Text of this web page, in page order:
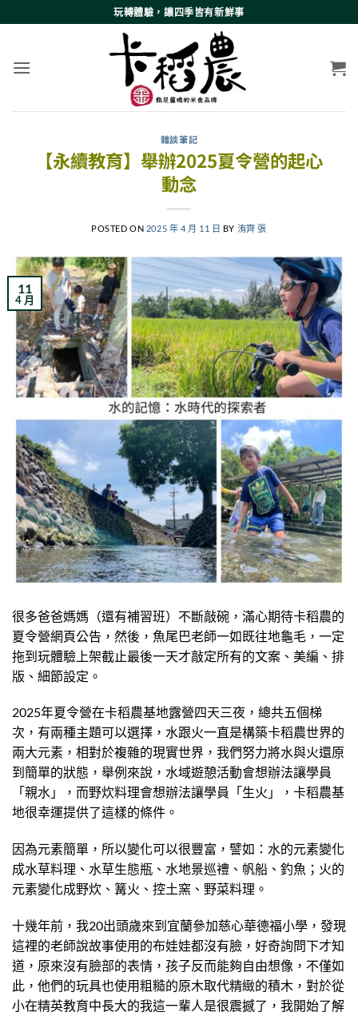
to
玩轉體驗，讓四季皆有新鮮事
雜談筆記
【永續教育】舉辦2025夏令營的起心
動念
POSTED ON 2025 年 4 月 11 日 BY 洧齊 張
11
4 月
很多爸爸媽媽（還有補習班）不斷敲碗，滿心期待卡稻農的
夏令營網頁公告，然後，魚尾巴老師一如既往地龜毛，一定
拖到玩體驗上架截止最後一天才敲定所有的文案、美編、排
版、細節設定。
2025年夏令營在卡稻農基地露營四天三夜，總共五個梯
次，有兩種主題可以選擇，水跟火一直是構築卡稻農世界的
兩大元素，相對於複雜的現實世界，我們努力將水與火還原
到簡單的狀態，舉例來說，水域遊憩活動會想辦法讓學員
「親水」，而野炊料理會想辦法讓學員「生火」，卡稻農基
地很幸運提供了這樣的條件。
因為元素簡單，所以變化可以很豐富，譬如：水的元素變化
成水草料理、水草生態瓶、水地景巡禮、帆船、釣魚；火的
元素變化成野炊、篝火、控土窯、野菜料理。
十幾年前，我20出頭歲來到宜蘭參加慈心華德福小學，發現
這裡的老師說故事使用的布娃娃都沒有臉，好奇詢問下才知
道，原來沒有臉部的表情，孩子反而能夠自由想像，不僅如
此，他們的玩具也使用粗糙的原木取代精緻的積木，對於從
小在精英教育中長大的我這一輩人是很震撼了，我開始了解